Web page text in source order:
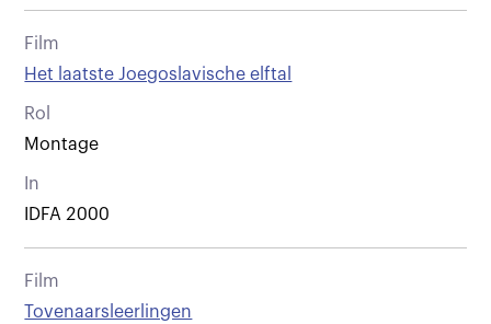
Film
Het laatste Joegoslavische elftal
Rol
Montage
In
IDFA 2000
Film
Tovenaarsleerlingen